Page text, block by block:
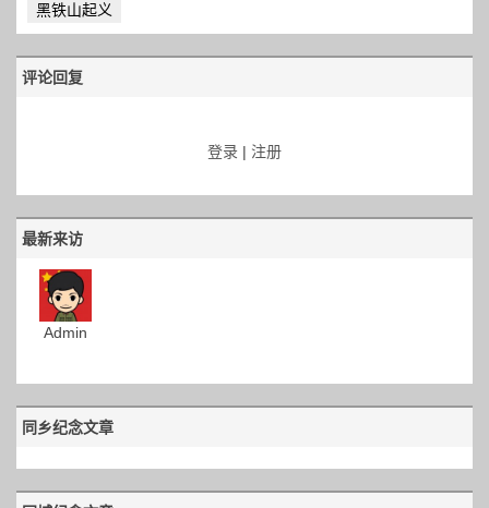
黑铁山起义
评论回复
登录 | 注册
最新来访
Admin
同乡纪念文章